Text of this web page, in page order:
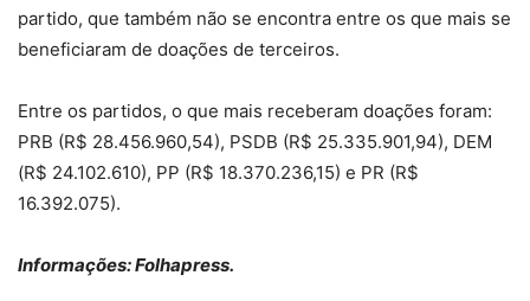
partido, que também não se encontra entre os que mais se
beneficiaram de doações de terceiros.
Entre os partidos, o que mais receberam doações foram:
PRB (R$ 28.456.960,54), PSDB (R$ 25.335.901,94), DEM
(R$ 24.102.610), PP (R$ 18.370.236,15) e PR (R$
16.392.075).
Informações: Folhapress.